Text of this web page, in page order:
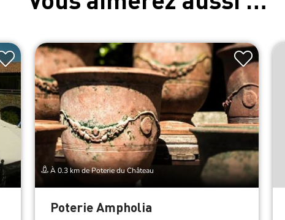
À 0.3 km de Poterie du Château
Poterie Ampholia